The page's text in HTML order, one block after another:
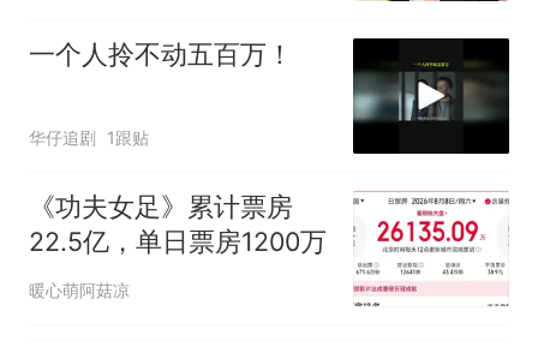
已叫停招聘，成立调查组全面
“不建议大家买深色蛋糕”上热
搜，网友：天塌了！
十多万人报名的考试，成绩
全部作废，公平么？
一个人拎不动五百万！
华仔追剧 1跟贴
《功夫女足》累计票房
22.5亿，单日票房1200万
暖心萌阿菇凉